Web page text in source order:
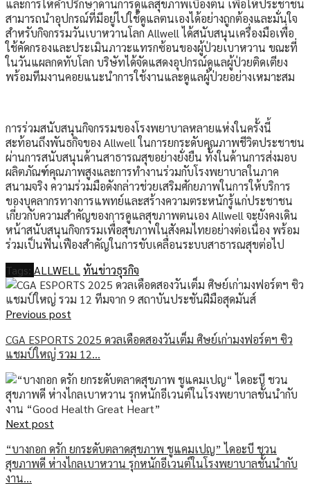
และการให้คำปรึกษาด้านการดูแลสุขภาพเบื้องต้น เพื่อให้ประชาชน
สามารถนำอุปกรณ์ที่มีอยู่ไปใช้ดูแลตนเองได้อย่างถูกต้องและมั่นใจ
สำหรับกิจกรรมวันเบาหวานโลก Allwell ได้สนับสนุนเครื่องมือเพื่อ
ใช้คัดกรองและประเมินภาวะแทรกซ้อนของผู้ป่วยเบาหวาน ขณะที่
ในวันแผลกดทับโลก บริษัทได้จัดแสดงอุปกรณ์ดูแลผู้ป่วยติดเตียง
พร้อมทีมงานคอยแนะนำการใช้งานและดูแลผู้ป่วยอย่างเหมาะสม
การร่วมสนับสนุนกิจกรรมของโรงพยาบาลหลายแห่งในครั้งนี้
สะท้อนถึงพันธกิจของ Allwell ในการยกระดับคุณภาพชีวิตประชาชน
ผ่านการสนับสนุนด้านสาธารณสุขอย่างยั่งยืน ทั้งในด้านการส่งมอบ
ผลิตภัณฑ์คุณภาพสูงและการทำงานร่วมกับโรงพยาบาลในภาค
สนามจริง ความร่วมมือดังกล่าวช่วยเสริมศักยภาพในการให้บริการ
ของบุคลากรทางการแพทย์และสร้างความตระหนักรู้แก่ประชาชน
เกี่ยวกับความสำคัญของการดูแลสุขภาพตนเอง Allwell จะยังคงเดิน
หน้าสนับสนุนกิจกรรมเพื่อสุขภาพในสังคมไทยอย่างต่อเนื่อง พร้อม
ร่วมเป็นฟันเฟืองสำคัญในการขับเคลื่อนระบบสาธารณสุขต่อไป
Tags: ALLWELL ทันข่าวธุรกิจ
Previous post
CGA ESPORTS 2025 ดวลเดือดสองวันเต็ม ศิษย์เก่ามงฟอร์ตฯ ซิว
แชมป์ใหญ่ รวม 12…
Next post
“บางกอก ดรัก ยกระดับตลาดสุขภาพ ชูแคมเปญ” ไดอะบี ชวน
สุขภาพดี ห่างไกลเบาหวาน รุกหนักอีเวนต์ในโรงพยาบาลชั้นนำกับ
งาน…